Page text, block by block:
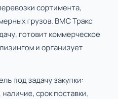
сортимента,
грузов. ВМС Тракс
готовит коммерческое
и организует
под задачу закупки:
срок поставки,